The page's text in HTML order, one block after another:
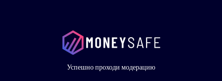
Успешно проходи модерацию